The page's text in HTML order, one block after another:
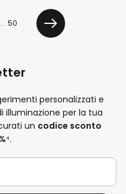
... 50
Avanti
personalizzati e
per la tua
un codice sconto
⁴.